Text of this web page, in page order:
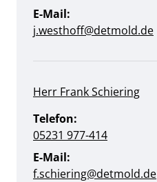
E-Mail:
j.westhoff@detmold.de
Herr Frank Schiering
Telefon:
05231 977-414
E-Mail:
f.schiering@detmold.de